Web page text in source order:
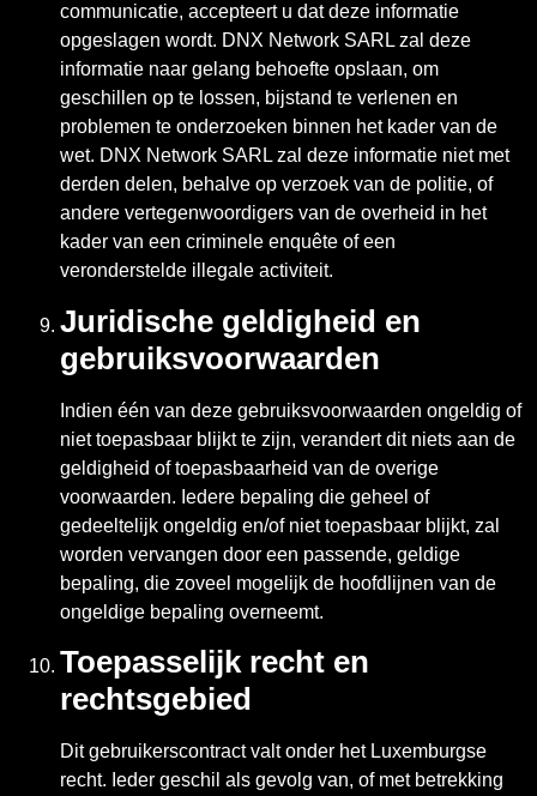
communicatie, accepteert u dat deze informatie
opgeslagen wordt. DNX Network SARL zal deze
informatie naar gelang behoefte opslaan, om
geschillen op te lossen, bijstand te verlenen en
problemen te onderzoeken binnen het kader van de
wet. DNX Network SARL zal deze informatie niet met
derden delen, behalve op verzoek van de politie, of
andere vertegenwoordigers van de overheid in het
kader van een criminele enquête of een
veronderstelde illegale activiteit.
Juridische geldigheid en
gebruiksvoorwaarden
Indien één van deze gebruiksvoorwaarden ongeldig of
niet toepasbaar blijkt te zijn, verandert dit niets aan de
geldigheid of toepasbaarheid van de overige
voorwaarden. Iedere bepaling die geheel of
gedeeltelijk ongeldig en/of niet toepasbaar blijkt, zal
worden vervangen door een passende, geldige
bepaling, die zoveel mogelijk de hoofdlijnen van de
ongeldige bepaling overneemt.
Toepasselijk recht en
rechtsgebied
Dit gebruikerscontract valt onder het Luxemburgse
recht. Ieder geschil als gevolg van, of met betrekking